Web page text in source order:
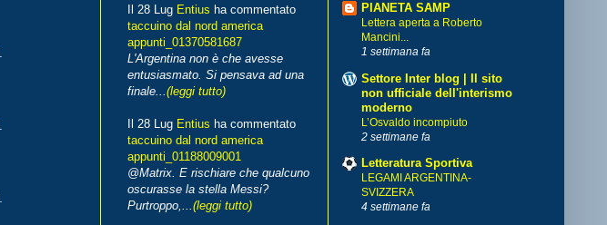
Il 28 Lug Entius ha commentato
taccuino dal nord america
appunti_01370581687
L'Argentina non è che avesse
entusiasmato. Si pensava ad una
finale...(leggi tutto)
Il 28 Lug Entius ha commentato
taccuino dal nord america
appunti_01188009001
@Matrix. E rischiare che qualcuno
oscurasse la stella Messi?
Purtroppo,...(leggi tutto)
PIANETA SAMP
Lettera aperta a Roberto
Mancini...
1 settimana fa
Settore Inter blog | Il sito
non ufficiale dell'interismo
moderno
L’Osvaldo incompiuto
2 settimane fa
Letteratura Sportiva
LEGAMI ARGENTINA-
SVIZZERA
4 settimane fa